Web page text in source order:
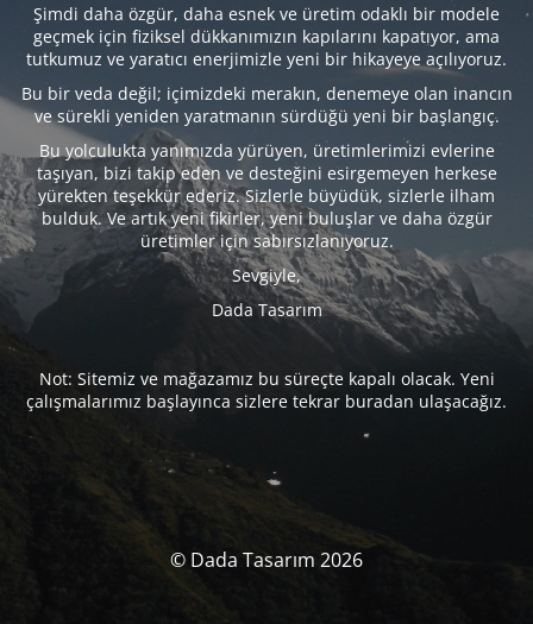
Şimdi daha özgür, daha esnek ve üretim odaklı bir modele
geçmek için fiziksel dükkanımızın kapılarını kapatıyor, ama
tutkumuz ve yaratıcı enerjimizle yeni bir hikayeye açılıyoruz.
Bu bir veda değil; içimizdeki merakın, denemeye olan inancın
ve sürekli yeniden yaratmanın sürdüğü yeni bir başlangıç.
Bu yolculukta yanımızda yürüyen, üretimlerimizi evlerine
taşıyan, bizi takip eden ve desteğini esirgemeyen herkese
yürekten teşekkür ederiz. Sizlerle büyüdük, sizlerle ilham
bulduk. Ve artık yeni fikirler, yeni buluşlar ve daha özgür
üretimler için sabırsızlanıyoruz.
Sevgiyle,
Dada Tasarım
Not: Sitemiz ve mağazamız bu süreçte kapalı olacak. Yeni
çalışmalarımız başlayınca sizlere tekrar buradan ulaşacağız.
© Dada Tasarım 2026